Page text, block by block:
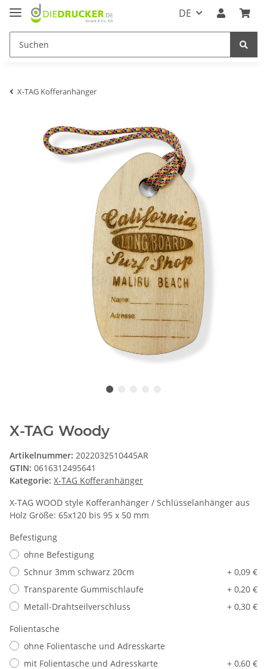
DE
X-TAG Kofferanhänger
X-TAG Woody
Artikelnummer: 2022032510445AR
GTIN: 0616312495641
Kategorie: X-TAG Kofferanhänger
X-TAG WOOD style Kofferanhänger / Schlüsselanhänger aus
Holz Größe: 65x120 bis 95 x 50 mm
Befestigung
ohne Befestigung
Schnur 3mm schwarz 20cm
+ 0,09 €
Transparente Gummischlaufe
+ 0,20 €
Metall-Drahtseilverschluss
+ 0,30 €
Folientasche
ohne Folientasche und Adresskarte
mit Folientasche und Adresskarte
+ 0,60 €